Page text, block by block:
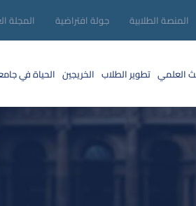
المنصة الطلابية جولة افتراضية المجلة
العلمي تطوير الطلاب الخريجين الحياة في